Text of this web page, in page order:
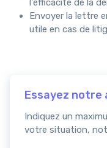
l'efficacité de la
Envoyer la lettre
utile en cas de
Essayez
Indiquez un
votre situation,